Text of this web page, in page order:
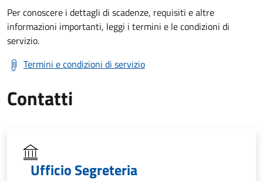
Per conoscere i dettagli di scadenze, requisiti e altre
informazioni importanti, leggi i termini e le condizioni di
servizio.
Termini e condizioni di servizio
Contatti
Ufficio Segreteria